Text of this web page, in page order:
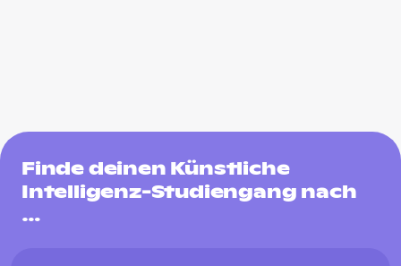
Finde deinen Künstliche
Intelligenz-Studiengang nach
…